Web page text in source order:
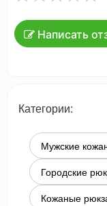
Написать
Категории:
Мужские
Городские
Кожаные